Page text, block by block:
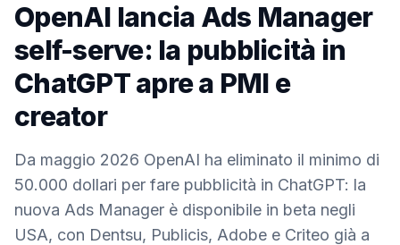
OpenAI lancia Ads Manager
self-serve: la pubblicità in
ChatGPT apre a PMI e
creator
Da maggio 2026 OpenAI ha eliminato il minimo di
50.000 dollari per fare pubblicità in ChatGPT: la
nuova Ads Manager è disponibile in beta negli
USA, con Dentsu, Publicis, Adobe e Criteo già a